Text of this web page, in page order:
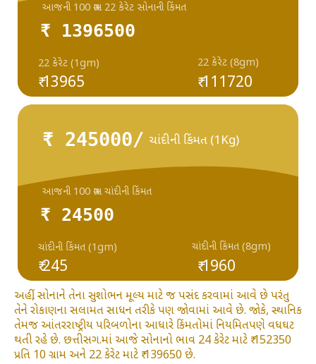
₹ 1396500
₹ 13965
22 કેરેટ (1gm) 22 કેરેટ (8gm)
આજની 100 ગ્રામ 22 કેરેટ સોનાની કિંમત
₹ 111720
₹ 245000/ ચાંદીની કિંમત (1Kg)
₹ 24500
₹ 245
ચાંદીની કિંમત (1gm) ચાંદીની કિંમત (8gm)
આજની 100 ગ્રામ ચાંદીની કિંમત
₹ 1960
અહીં, સોનાને તેના સુશોભન મૂલ્ય માટે જ પસંદ કરવામાં આવે છે પરંતુ
તેને રોકાણના સલામત સાધન તરીકે પણ જોવામાં આવે છે. જોકે, સ્થાનિક
તેમજ આંતરરાષ્ટ્રીય પરિબળોના આધારે કિંમતોમાં નિયમિતપણે વધઘટ
થતી રહે છે. છત્તીસગ.માં આજે સોનાનો ભાવ 24 કેરેટ માટે ₹ 152350
પ્રતિ 10 ગ્રામ અને 22 કેરેટ માટે ₹ 139650 છે.